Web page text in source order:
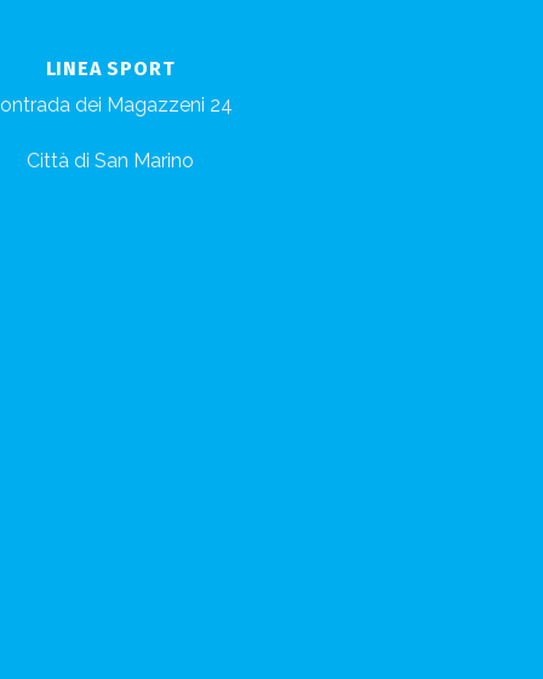
LINEA SPORT
dei Magazzeni 24
Città di San Marino